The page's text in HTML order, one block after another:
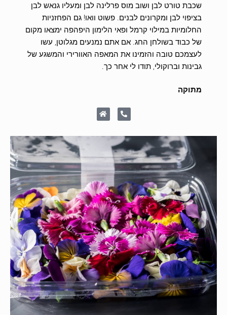
שכבת טורט לבן ושוב מוס פרלינה לבן ומעליו גנאש לבן
בציפוי לבן ומקרונים לבנים. פשוט וואו! גם הפחזניות
החלומיות במילוי קרמל ופאי הלימון היפהפה ימצאו מקום
של כבוד בשולחן החג. אם אתם נמנעים מגלוטן, עשו
לעצמכם טובה והזמינו את המאפה האוורירי והמשגע של
גבינות וברוקולי, תודו לי אחר כך.
מתוקה